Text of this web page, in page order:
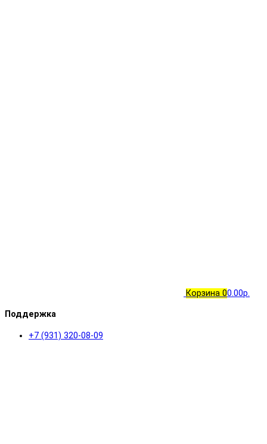
Корзина 00.00р.
Поддержка
+7 (931) 320-08-09